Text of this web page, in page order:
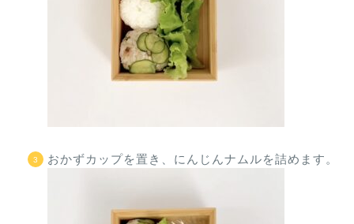
おかずカップを置き、にんじんナムルを詰めます。